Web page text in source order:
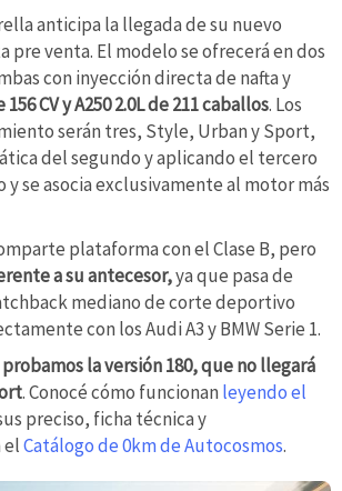
anticipa la llegada de su nuevo
pre venta. El modelo se ofrecerá en dos
con inyección directa de nafta y
156 CV y A250 2.0L de 211 caballos. Los
serán tres, Style, Urban y Sport,
del segundo y aplicando el tercero
se asocia exclusivamente al motor más
plataforma con el Clase B, pero
a su antecesor,ya que pasa de
mediano de corte deportivo
con los Audi A3 y BMW Serie 1.
probamos la versión 180, que no llegará
. Conocé cómo funcionan leyendo el
preciso, ficha técnica y
elCatálogo de 0km de Autocosmos.